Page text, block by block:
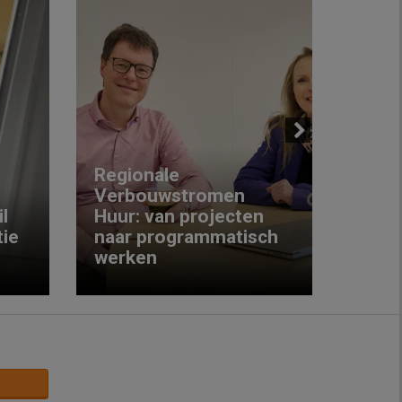
Regionale
Verbouwstromen
Huur: van projecten
naar programmatisch
werken
Next